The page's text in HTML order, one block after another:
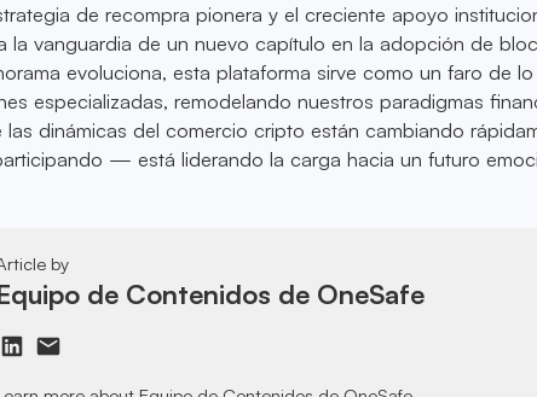
de recompra pionera y el creciente apoyo
la vanguardia de un nuevo capítulo en la adopción de
evoluciona, esta plataforma sirve como un faro de
especializadas, remodelando nuestros paradigmas
dinámicas del comercio cripto están cambiando
— está liderando la carga hacia un futuro
by
de Contenidos de OneSafe